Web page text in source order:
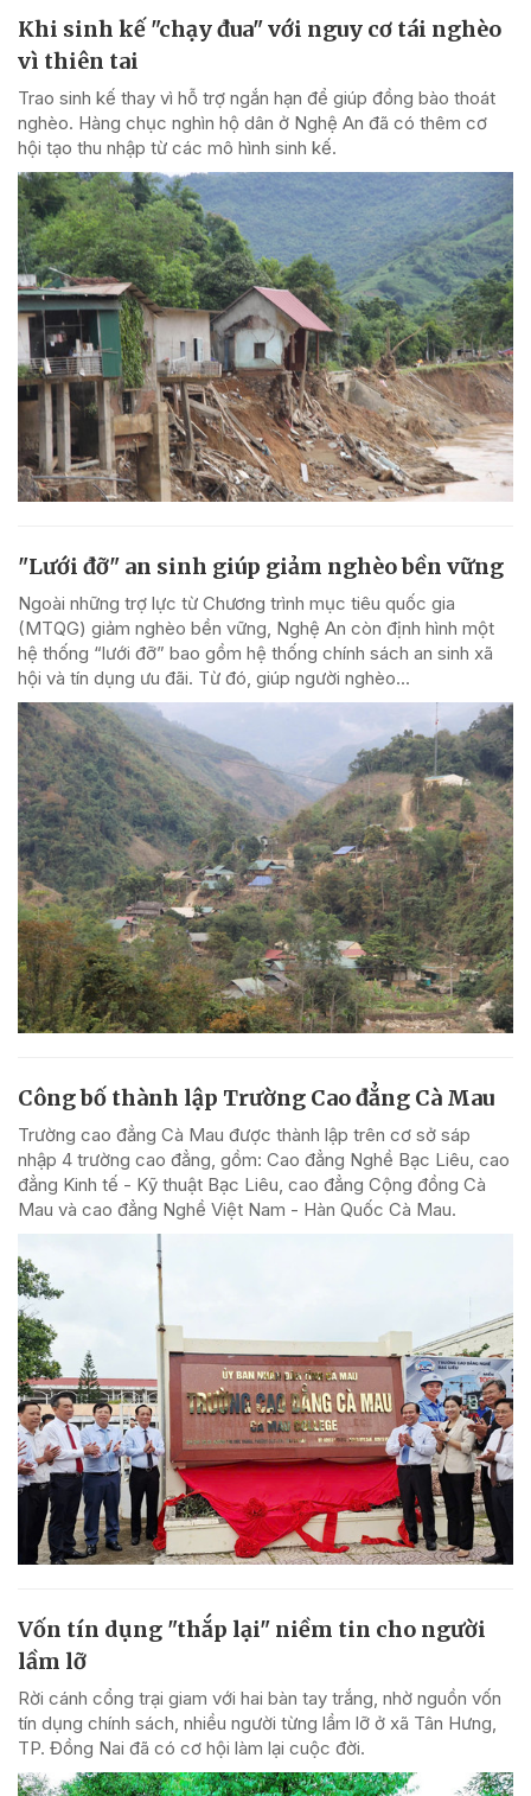
Khi sinh kế "chạy đua" với nguy cơ tái nghèo
vì thiên tai
Trao sinh kế thay vì hỗ trợ ngắn hạn để giúp đồng bào thoát
nghèo. Hàng chục nghìn hộ dân ở Nghệ An đã có thêm cơ
hội tạo thu nhập từ các mô hình sinh kế.
"Lưới đỡ" an sinh giúp giảm nghèo bền vững
Ngoài những trợ lực từ Chương trình mục tiêu quốc gia
(MTQG) giảm nghèo bền vững, Nghệ An còn định hình một
hệ thống “lưới đỡ” bao gồm hệ thống chính sách an sinh xã
hội và tín dụng ưu đãi. Từ đó, giúp người nghèo...
Công bố thành lập Trường Cao đẳng Cà Mau
Trường cao đẳng Cà Mau được thành lập trên cơ sở sáp
nhập 4 trường cao đẳng, gồm: Cao đẳng Nghề Bạc Liêu, cao
đẳng Kinh tế - Kỹ thuật Bạc Liêu, cao đẳng Cộng đồng Cà
Mau và cao đẳng Nghề Việt Nam - Hàn Quốc Cà Mau.
Vốn tín dụng "thắp lại" niềm tin cho người
lầm lỡ
Rời cánh cổng trại giam với hai bàn tay trắng, nhờ nguồn vốn
tín dụng chính sách, nhiều người từng lầm lỡ ở xã Tân Hưng,
TP. Đồng Nai đã có cơ hội làm lại cuộc đời.